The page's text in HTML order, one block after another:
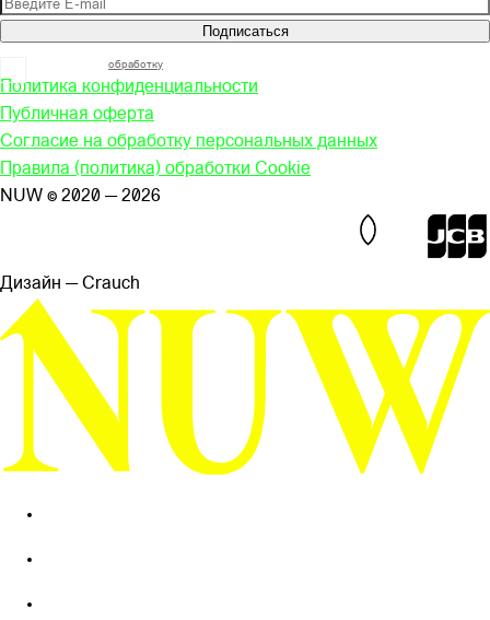
Подписаться
обработку
Политика конфиденциальности
Публичная оферта
Согласие на обработку персональных данных
Правила (политика) обработки Cookie
NUW © 2020 — 2026
Дизайн — Сrauch